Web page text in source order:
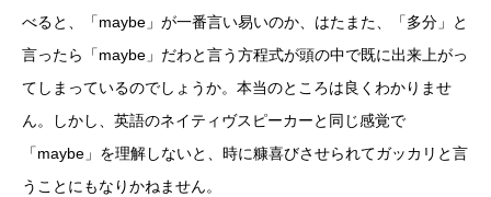
べると、「maybe」が一番言い易いのか、はたまた、「多分」と
言ったら「maybe」だわと言う方程式が頭の中で既に出来上がっ
てしまっているのでしょうか。本当のところは良くわかりませ
ん。しかし、英語のネイティヴスピーカーと同じ感覚で
「maybe」を理解しないと、時に糠喜びさせられてガッカリと言
うことにもなりかねません。